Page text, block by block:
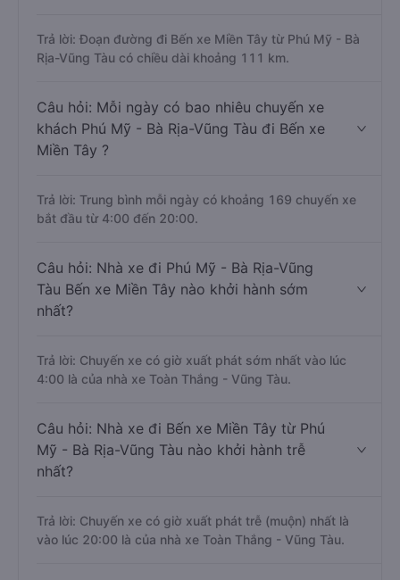
Trả lời: Đoạn đường đi Bến xe Miền Tây từ Phú Mỹ - Bà
Rịa-Vũng Tàu có chiều dài khoảng 111 km.
Câu hỏi: Mỗi ngày có bao nhiêu chuyến xe
khách Phú Mỹ - Bà Rịa-Vũng Tàu đi Bến xe
Miền Tây ?
Trả lời: Trung bình mỗi ngày có khoảng 169 chuyến xe
bắt đầu từ 4:00 đến 20:00.
Câu hỏi: Nhà xe đi Phú Mỹ - Bà Rịa-Vũng
Tàu Bến xe Miền Tây nào khởi hành sớm
nhất?
Trả lời: Chuyến xe có giờ xuất phát sớm nhất vào lúc
4:00 là của nhà xe Toàn Thắng - Vũng Tàu.
Câu hỏi: Nhà xe đi Bến xe Miền Tây từ Phú
Mỹ - Bà Rịa-Vũng Tàu nào khởi hành trễ
nhất?
Trả lời: Chuyến xe có giờ xuất phát trễ (muộn) nhất là
vào lúc 20:00 là của nhà xe Toàn Thắng - Vũng Tàu.